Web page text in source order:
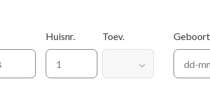
Huisnr. Toev.